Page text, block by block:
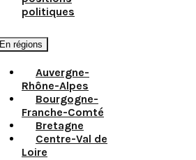
politiques
En régions
Auvergne-
Rhône-Alpes
Bourgogne-
Franche-Comté
Bretagne
Centre-Val de
Loire